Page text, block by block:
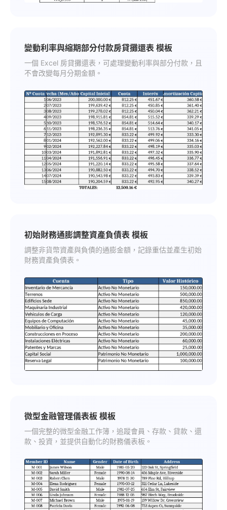
變動利率與縮期部分付款房貸攤還表 模板
一個 Excel 房貸攤還表，可處理變動利率與部分付款，且
不會改變每月分期金額。
初始財務通膨調整資產負債表 模板
調整非貨幣資產與負債的通膨金額，記錄重估並產生初始
財務資產負債表。
微型金融管理儀表板 模板
一個完整的微型金融工作簿，追蹤會員、存款、貸款、還
款、投資，並提供自動化的財務儀表板。